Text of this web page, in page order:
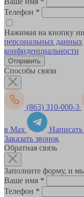
Телефон *
Нажимая на кнопку
персональных данных
конфиденциальности
Способы связи
(863) 310-000-3
в Max
Написать
Заказать звонок
Обратная связь
Заполните форму, и
Ваше имя *
Телефон *